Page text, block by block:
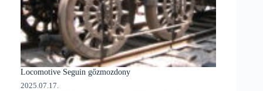
Locomotive Seguin gőzmozdony
2025.07.17.